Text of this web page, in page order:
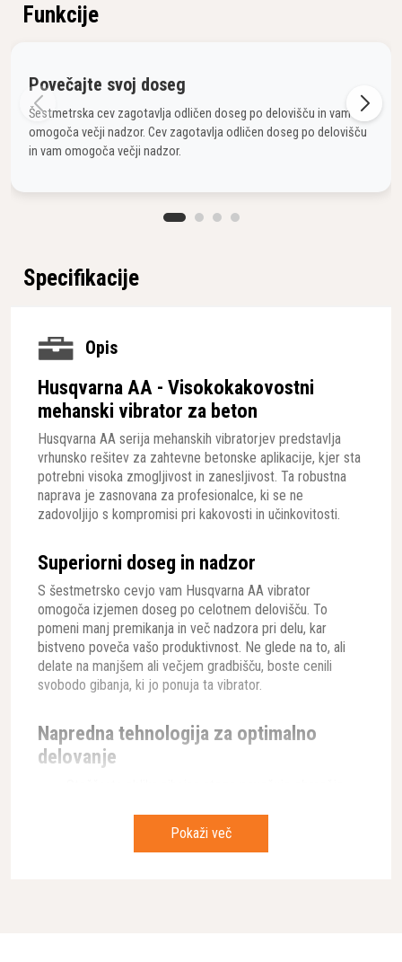
Funkcije
Povečajte svoj doseg
Šestmetrska cev zagotavlja odličen doseg po delovišču in vam
omogoča večji nadzor. Cev zagotavlja odličen doseg po delovišču
in vam omogoča večji nadzor.
Specifikacije
Opis
Husqvarna AA - Visokokakovostni
mehanski vibrator za beton
Husqvarna AA serija mehanskih vibratorjev predstavlja
vrhunsko rešitev za zahtevne betonske aplikacije, kjer sta
potrebni visoka zmogljivost in zanesljivost. Ta robustna
naprava je zasnovana za profesionalce, ki se ne
zadovoljijo s kompromisi pri kakovosti in učinkovitosti.
Superiorni doseg in nadzor
S šestmetrsko cevjo vam Husqvarna AA vibrator
omogoča izjemen doseg po celotnem delovišču. To
pomeni manj premikanja in več nadzora pri delu, kar
bistveno poveča vašo produktivnost. Ne glede na to, ali
delate na manjšem ali večjem gradbišču, boste cenili
svobodo gibanja, ki jo ponuja ta vibrator.
Napredna tehnologija za optimalno
delovanje
Stabilna hitrost brez izgube vrtljajev tudi pri
zahtevnih pogojih
Pokaži več